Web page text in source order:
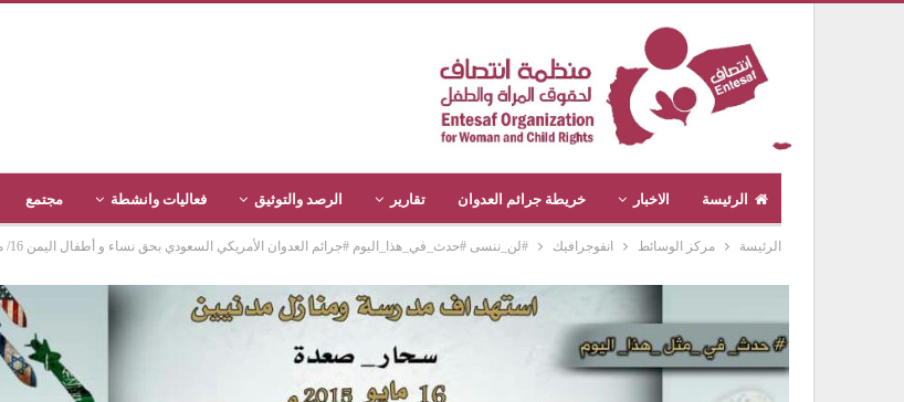
الرئيسة الاخبار خريطة جرائم العدوان تقارير الرصد والتوثيق فعاليات وانشطة مجتمع
الرئيسة مركز الوسائط انفوجرافيك #لن_ننسى #حدث_في_هذا_اليوم #جرائم العدوان الأمريكي السعودي بحق نساء و أطفال اليمن 16/ مايو /2015م